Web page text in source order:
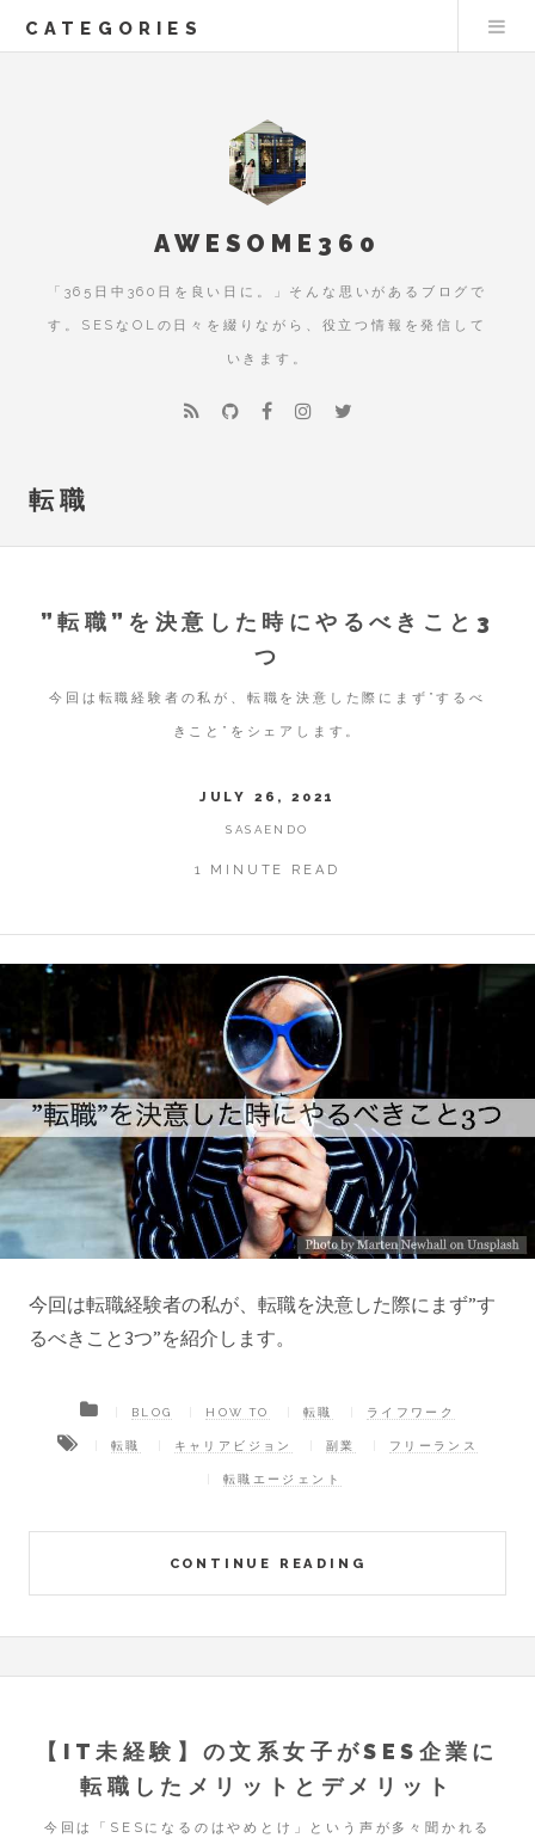
CATEGORIES
AWESOME360
「365日中360日を良い日に。」そんな思いがあるブログで
す。SESなOLの日々を綴りながら、役立つ情報を発信して
いきます。
転職
”転職”を決意した時にやるべきこと3
つ
今回は転職経験者の私が、転職を決意した際にまず”するべ
きこと”をシェアします。
JULY 26, 2021
SASAENDO
1 MINUTE READ
今回は転職経験者の私が、転職を決意した際にまず”す
るべきこと3つ”を紹介します。
CONTINUE READING
BLOG HOW TO 転職 ライフワーク
転職 キャリアビジョン 副業 フリーランス
転職エージェント
【IT未経験】の文系女子がSES企業に
転職したメリットとデメリット
今回は「SESになるのはやめとけ」という声が多々聞かれる